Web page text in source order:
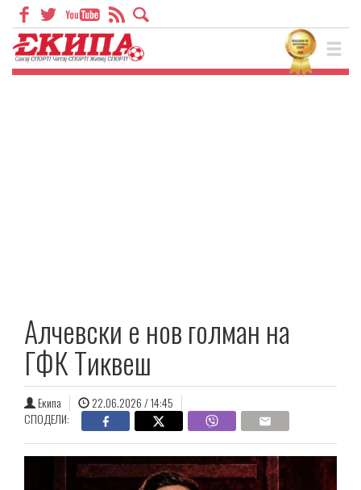
Aлчевски е нов голман на
ГФК Тиквеш
Екипа
22.06.2026 / 14:45
СПОДЕЛИ: